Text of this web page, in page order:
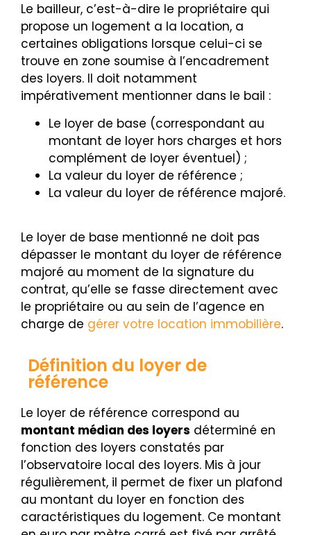
Le bailleur, c’est-à-dire le propriétaire qui
propose un logement a la location, a
certaines obligations lorsque celui-ci se
trouve en zone soumise à l’encadrement
des loyers. Il doit notamment
impérativement mentionner dans le bail :
Le loyer de base (correspondant au
montant de loyer hors charges et hors
complément de loyer éventuel) ;
La valeur du loyer de référence ;
La valeur du loyer de référence majoré.
Le loyer de base mentionné ne doit pas
dépasser le montant du loyer de référence
majoré au moment de la signature du
contrat, qu’elle se fasse directement avec
le propriétaire ou au sein de l’agence en
charge de gérer votre location immobilière.
Définition du loyer de
référence
Le loyer de référence correspond au
montant médian des loyers déterminé en
fonction des loyers constatés par
l’observatoire local des loyers. Mis à jour
régulièrement, il permet de fixer un plafond
au montant du loyer en fonction des
caractéristiques du logement. Ce montant